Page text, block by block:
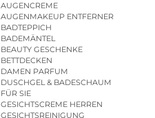
AUGENCREME
AUGENMAKEUP ENTFERNER
BADTEPPICH
BADEMÄNTEL
BEAUTY GESCHENKE
BETTDECKEN
DAMEN PARFUM
DUSCHGEL & BADESCHAUM
FÜR SIE
GESICHTSCREME HERREN
GESICHTSREINIGUNG